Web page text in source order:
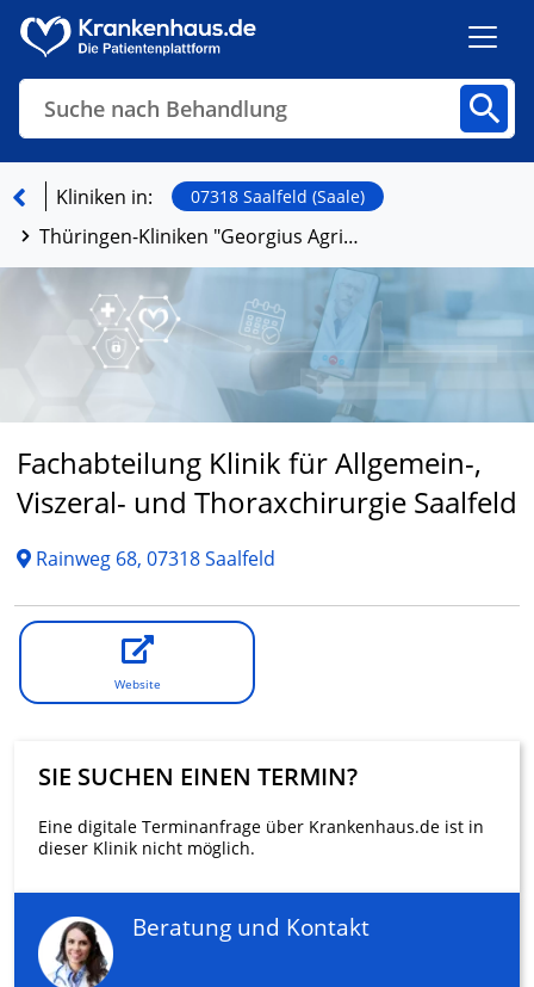
Suche nach Behandlung
Finden
Kliniken in: 07318 Saalfeld (Saale)
Thüringen-Kliniken "Georgius Agricola" GmbH
Fachabteilung Klinik für Allgemein-,
Viszeral- und Thoraxchirurgie Saalfeld
Rainweg 68, 07318 Saalfeld
Website
SIE SUCHEN EINEN TERMIN?
Eine digitale Terminanfrage über Krankenhaus.de ist in
dieser Klinik nicht möglich.
Beratung und Kontakt